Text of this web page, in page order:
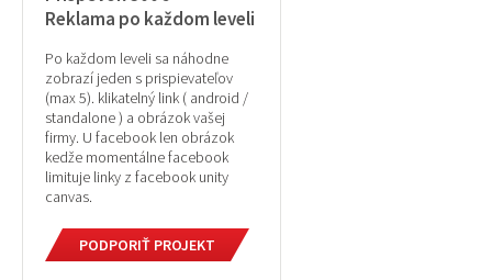
Reklama po každom leveli
Po každom leveli sa náhodne
zobrazí jeden s prispievateľov
(max 5). klikatelný link ( android /
standalone ) a obrázok vašej
firmy. U facebook len obrázok
kedže momentálne facebook
limituje linky z facebook unity
canvas.
PODPORIŤ PROJEKT